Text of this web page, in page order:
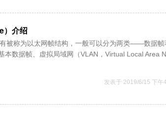
介绍
被称为以太网帧结构，一般可以分为两类——数据帧
数据帧、虚拟局域网（VLAN，Virtual Local Area
发表于 2019/6/15 下午